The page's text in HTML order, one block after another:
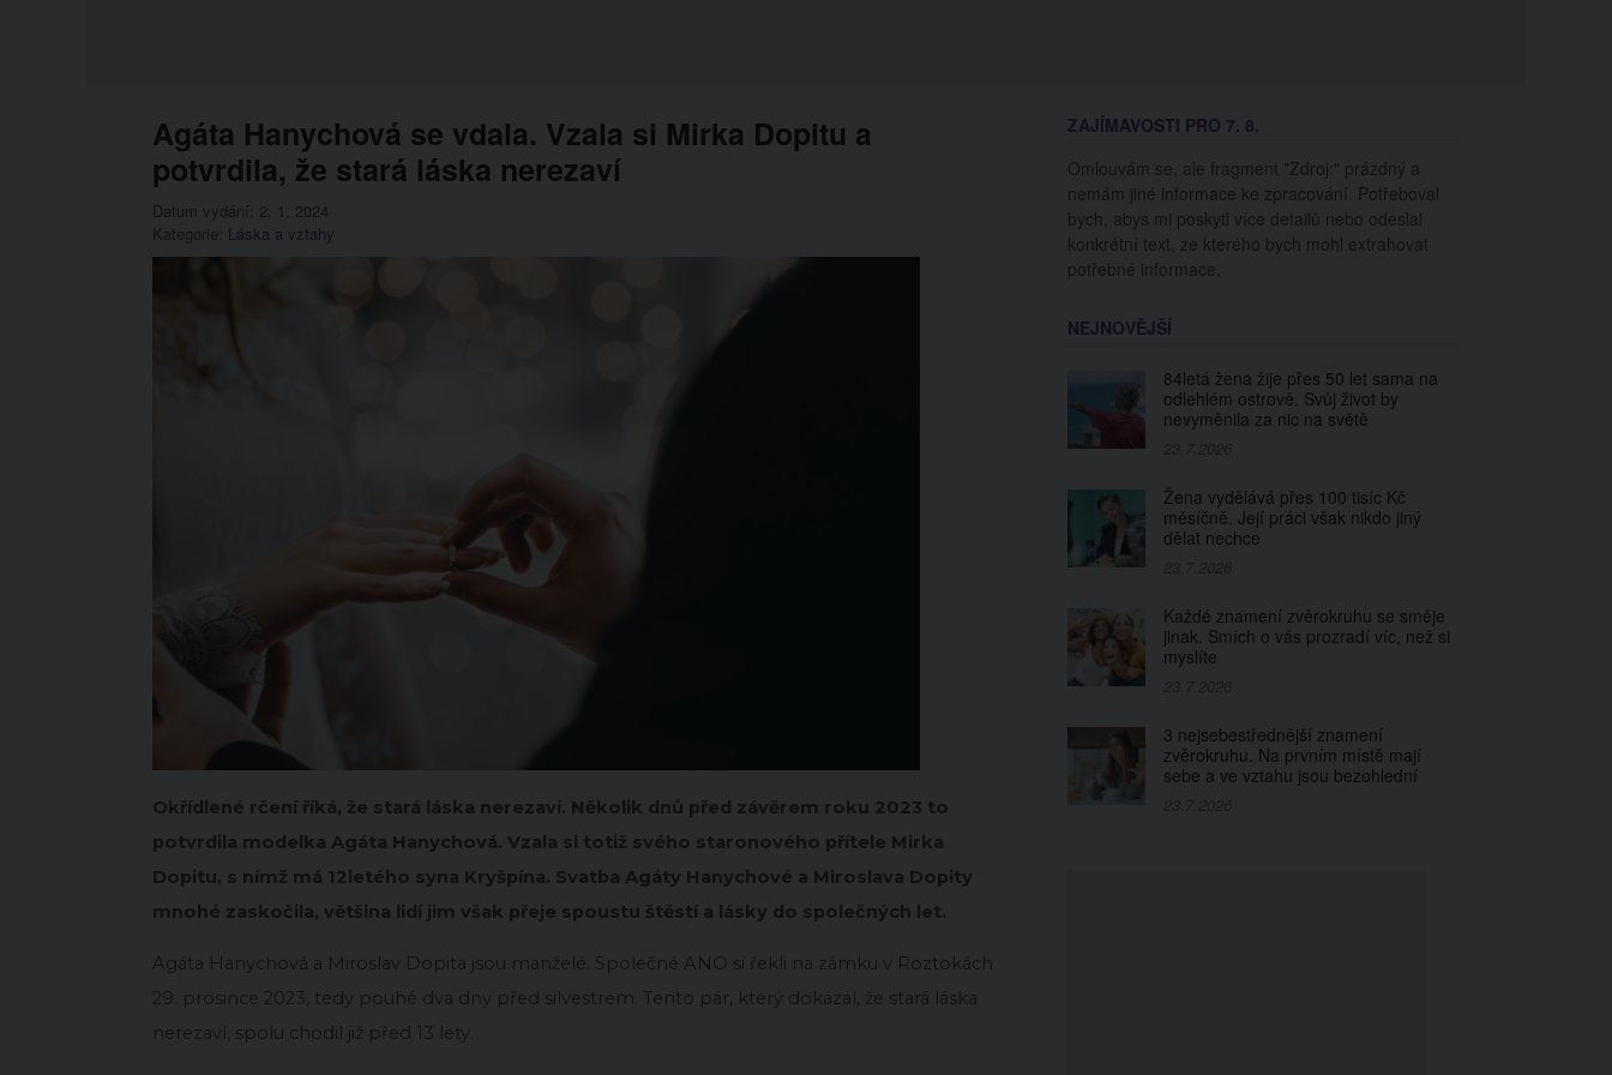
Agáta Hanychová se vdala. Vzala si Mirka Dopitu a
potvrdila, že stará láska nerezaví
Datum vydání: 2. 1. 2024
Kategorie: Láska a vztahy
Okřídlené rčení říká, že stará láska nerezaví. Několik dnů před závěrem roku 2023 to
potvrdila modelka Agáta Hanychová. Vzala si totiž svého staronového přítele Mirka
Dopitu, s nímž má 12letého syna Kryšpína. Svatba Agáty Hanychové a Miroslava Dopity
mnohé zaskočila, většina lidí jim však přeje spoustu štěstí a lásky do společných let.
Agáta Hanychová a Miroslav Dopita jsou manželé. Společné ANO si řekli na zámku v Roztokách
29. prosince 2023, tedy pouhé dva dny před silvestrem. Tento pár, který dokázal, že stará láska
nerezaví, spolu chodil již před 13 lety.
ZAJÍMAVOSTI PRO 7. 8.
Omlouvám se, ale fragment "Zdroj:" prázdný a
nemám jiné informace ke zpracování. Potřeboval
bych, abys mi poskytl více detailů nebo odeslal
konkrétní text, ze kterého bych mohl extrahovat
potřebné informace.
NEJNOVĚJŠÍ
84letá žena žije přes 50 let sama na
odlehlém ostrově. Svůj život by
nevyměnila za nic na světě
Žena vydělává přes 100 tisíc Kč
měsíčně. Její práci však nikdo jiný
dělat nechce
Každé znamení zvěrokruhu se směje
jinak. Smích o vás prozradí víc, než si
myslíte
3 nejsebestřednější znamení
zvěrokruhu. Na prvním místě mají
sebe a ve vztahu jsou bezohlední